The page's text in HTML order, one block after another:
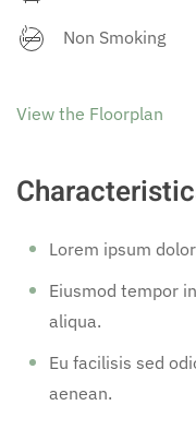
Non Smoking
View the Floorplan
Lorem ipsum
Eiusmod tempor
aliqua.
Eu facilisis sed
aenean.